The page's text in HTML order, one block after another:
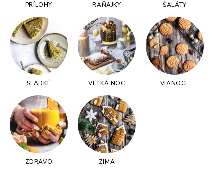
PRÍLOHY RAŇAJKY ŠALÁTY
SLADKÉ VEĽKÁ NOC VIANOCE
ZDRAVO ZIMA